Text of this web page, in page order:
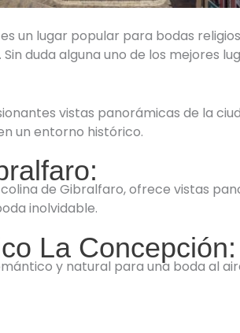
un lugar popular para bodas
duda alguna uno de los mejores
vistas panorámicas de la
un entorno histórico.
de Gibralfaro, ofrece vistas
inolvidable.
La Concepción:
y natural para una boda al